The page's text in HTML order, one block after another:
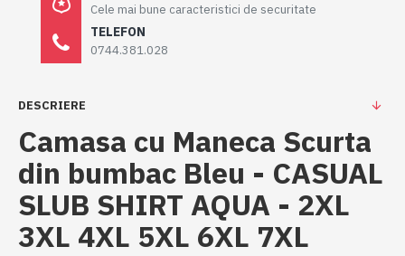
Cele mai bune caracteristici de securitate
TELEFON
0744.381.028
DESCRIERE
Camasa cu Maneca Scurta
din bumbac Bleu - CASUAL
SLUB SHIRT AQUA - 2XL
3XL 4XL 5XL 6XL 7XL